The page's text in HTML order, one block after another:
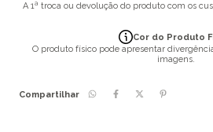
A 1ª troca ou devolução do produto com os
Cor do Produto
O produto físico pode apresentar
imagens.
Compartilhar